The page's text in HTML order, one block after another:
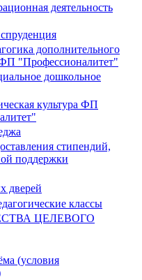
деятельность
дополнительного
"Профессионалитет"
дошкольное
культура ФП
стипендий,
поддержки
дверей
классы
ЦЕЛЕВОГО
(условия